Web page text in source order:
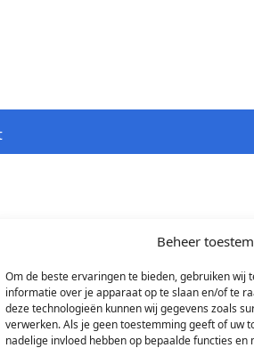
Beheer
Om de beste ervaringen te bieden, gebruiken wij
informatie over je apparaat op te slaan en/of te
deze technologieën kunnen wij gegevens zoals
verwerken. Als je geen toestemming geeft of uw
nadelige invloed hebben op bepaalde functies en